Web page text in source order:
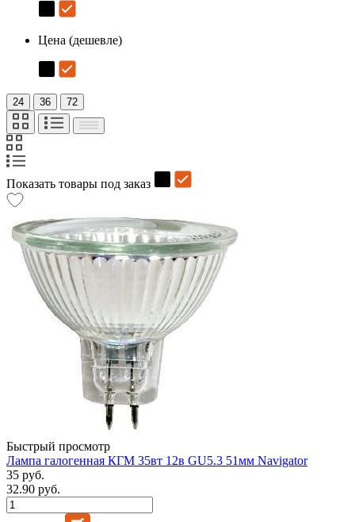
Цена (дешевле)
24 36 72
Показать товары под заказ
Быстрый просмотр
Лампа галогенная КГМ 35вт 12в GU5.3 51мм Navigator
35 руб.
32.90 руб.